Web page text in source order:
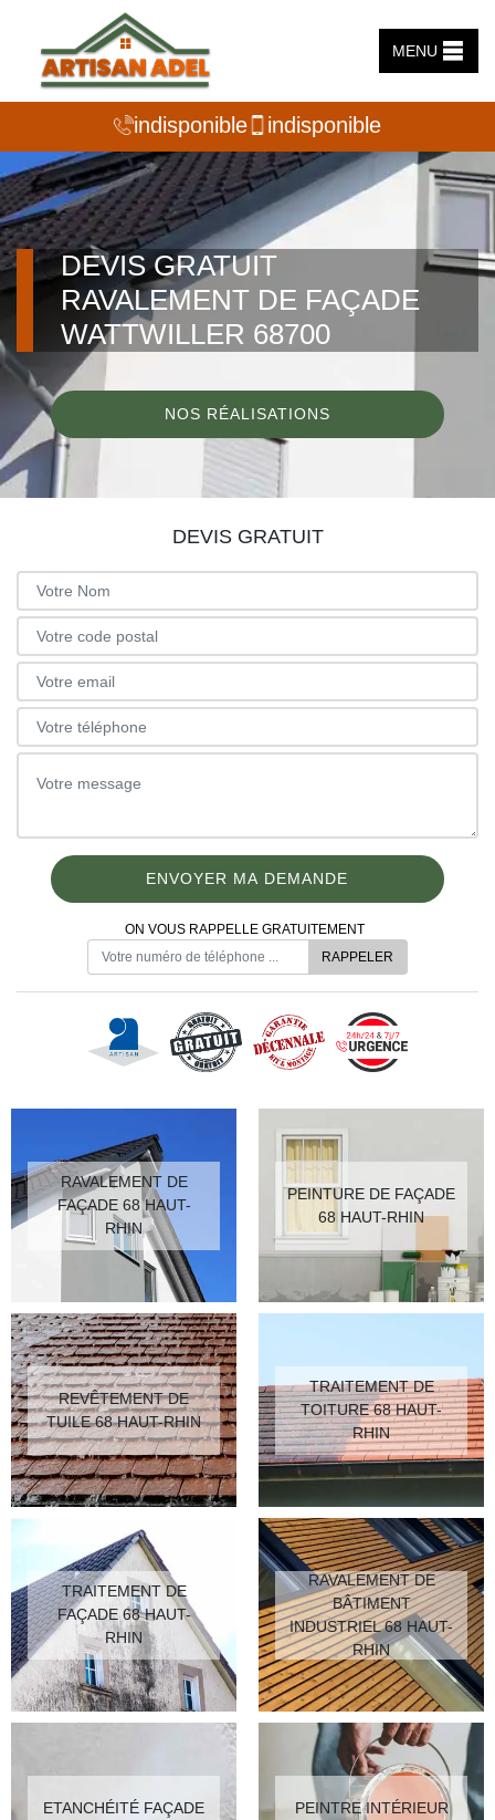
MENU
indisponible indisponible
DEVIS GRATUIT
RAVALEMENT DE FAÇADE
WATTWILLER 68700
NOS RÉALISATIONS
DEVIS GRATUIT
ON VOUS RAPPELLE GRATUITEMENT
RAVALEMENT DE
FAÇADE 68 HAUT-
RHIN
PEINTURE DE FAÇADE
68 HAUT-RHIN
REVÊTEMENT DE
TUILE 68 HAUT-RHIN
TRAITEMENT DE
TOITURE 68 HAUT-
RHIN
TRAITEMENT DE
FAÇADE 68 HAUT-
RHIN
RAVALEMENT DE
BÂTIMENT
INDUSTRIEL 68 HAUT-
RHIN
ETANCHÉITÉ FAÇADE
PEINTRE INTÉRIEUR